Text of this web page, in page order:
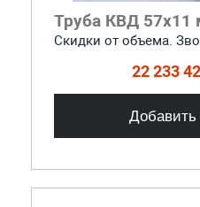
Труба КВД
Скидки от объема.
22 233
Добавить